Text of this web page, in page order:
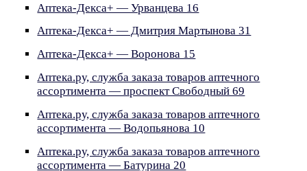
Аптека-Декса+ — Урванцева 16
Аптека-Декса+ — Дмитрия Мартынова 31
Аптека-Декса+ — Воронова 15
Аптека.ру, служба заказа товаров аптечного
ассортимента — проспект Свободный 69
Аптека.ру, служба заказа товаров аптечного
ассортимента — Водопьянова 10
Аптека.ру, служба заказа товаров аптечного
ассортимента — Батурина 20